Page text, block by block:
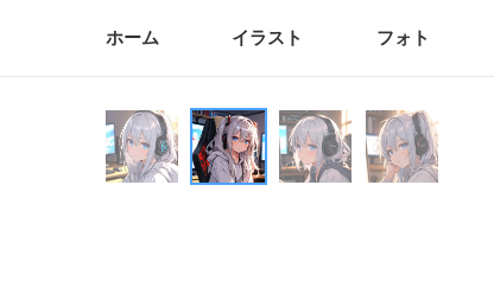
ホーム イラスト フォト